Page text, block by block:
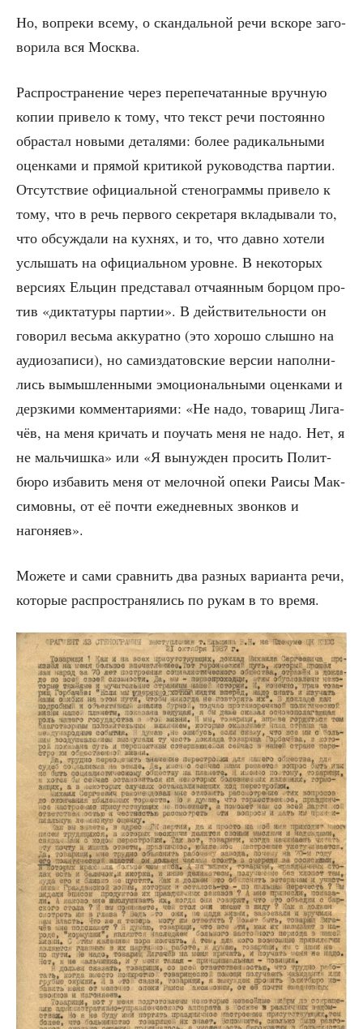
Но, вопре­ки все­му, о скан­даль­ной речи вско­ре заго­
во­ри­ла вся Москва.
Рас­про­стра­не­ние через пере­пе­ча­тан­ные вруч­ную
копии при­ве­ло к тому, что текст речи посто­ян­но
обрас­тал новы­ми дета­ля­ми: более ради­каль­ны­ми
оцен­ка­ми и пря­мой кри­ти­кой руко­вод­ства пар­тии.
Отсут­ствие офи­ци­аль­ной сте­но­грам­мы при­ве­ло к
тому, что в речь пер­во­го сек­ре­та­ря вкла­ды­ва­ли то,
что обсуж­да­ли на кух­нях, и то, что дав­но хоте­ли
услы­шать на офи­ци­аль­ном уровне. В неко­то­рых
вер­си­ях Ель­цин пред­ста­вал отча­ян­ным бор­цом про­
тив «дик­та­ту­ры пар­тии». В дей­стви­тель­но­сти он
гово­рил весь­ма акку­рат­но (это хоро­шо слыш­но на
ауди­о­за­пи­си), но сам­из­да­тов­ские вер­сии напол­ни­
лись вымыш­лен­ны­ми эмо­ци­о­наль­ны­ми оцен­ка­ми и
дерз­ки­ми ком­мен­та­ри­я­ми: «Не надо, това­рищ Лига­
чёв, на меня кри­чать и поучать меня не надо. Нет, я
не маль­чиш­ка» или «Я вынуж­ден про­сить Полит­
бю­ро изба­вить меня от мелоч­ной опе­ки Раи­сы Мак­
си­мов­ны, от её почти еже­днев­ных звон­ков и
нагоняев».
Може­те и сами срав­нить два раз­ных вари­ан­та речи,
кото­рые рас­про­стра­ня­лись по рукам в то время.